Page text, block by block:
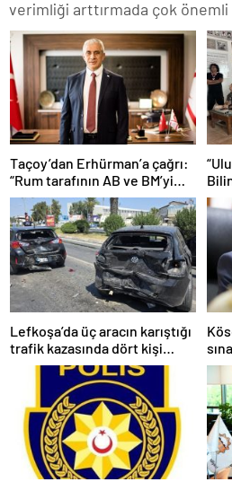
verimliği arttırmada çok
Taçoy’dan Erhürman’a çağrı:
“Rum tarafının AB ve BM’yi
kullanarak kurmaya çalıştığı
tezgaha izin vermeyiniz”
Lefkoşa’da üç aracın karıştığı
trafik kazasında dört kişi
yaralandı